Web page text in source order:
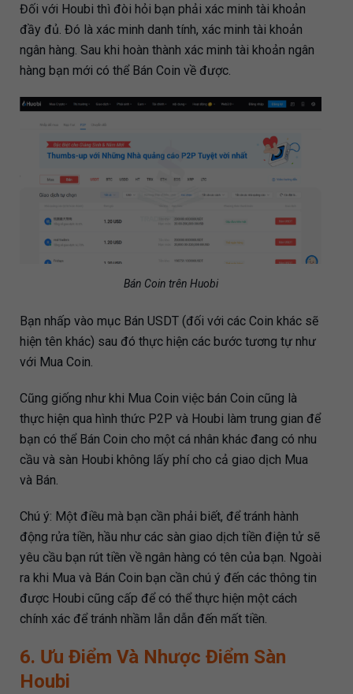
Đối với Houbi thì đòi hỏi bạn phải xác minh tài khoản
đầy đủ. Đó là xác minh danh tính, xác minh tài khoản
ngân hàng. Sau khi hoàn thành xác minh tài khoản ngân
hàng bạn mới có thể Bán Coin về được.
Bán Coin trên Huobi
Bạn nhấp vào mục Bán USDT (đối với các Coin khác sẽ
hiện tên khác) sau đó thực hiện các bước tương tự như
với Mua Coin.
Cũng giống như khi Mua Coin việc bán Coin cũng là
thực hiện qua hình thức P2P và Houbi làm trung gian để
bạn có thể Bán Coin cho một cá nhân khác đang có nhu
cầu và sàn Houbi không lấy phí cho cả giao dịch Mua
và Bán.
Chú ý: Một điều mà bạn cần phải biết, để tránh hành
động rửa tiền, hầu như các sàn giao dịch tiền điện tử sẽ
yêu cầu bạn rút tiền về ngân hàng có tên của bạn. Ngoài
ra khi Mua và Bán Coin bạn cần chú ý đến các thông tin
được Houbi cũng cấp để có thể thực hiện một cách
chính xác để tránh nhầm lẫn dẫn đến mất tiền.
6. Ưu Điểm Và Nhược Điểm Sàn
Houbi